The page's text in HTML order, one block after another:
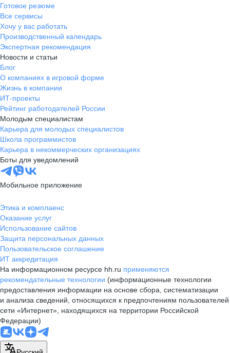
Готовое резюме
Все сервисы
Хочу у вас работать
Производственный календарь
Экспертная рекомендация
Новости и статьи
Блог
О компаниях в игровой форме
Жизнь в компании
ИТ-проекты
Рейтинг работодателей России
Молодым специалистам
Карьера для молодых специалистов
Школа программистов
Карьера в некоммерческих организациях
Боты для уведомлений
Мобильное приложение
Этика и комплаенс
Оказание услуг
Использование сайтов
Защита персональных данных
Пользовательское соглашение
ИТ аккредитация
На информационном ресурсе hh.ru применяются
рекомендательные технологии (информационные технологии
предоставления информации на основе сбора, систематизации
и анализа сведений, относящихся к предпочтениям пользователей
сети «Интернет», находящихся на территории Российской
Федерации)